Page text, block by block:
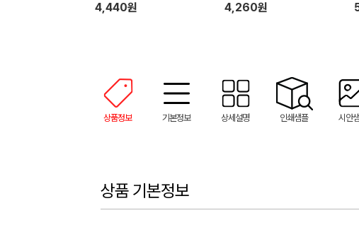
4,440원 4,260원
상품정보 기본정보 상세설명 인쇄샘플 시안
상품 기본정보